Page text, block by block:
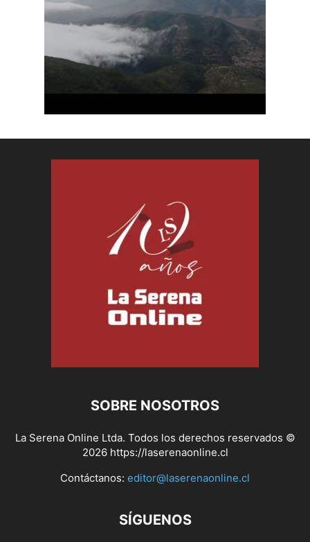
SOBRE NOSOTROS
La Serena Online Ltda. Todos los derechos reservados ©
2026 https://laserenaonline.cl
Contáctanos: editor@laserenaonline.cl
SÍGUENOS